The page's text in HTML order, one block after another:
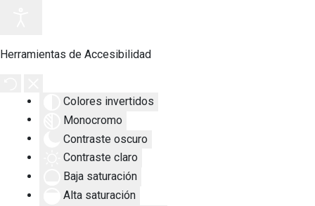
Herramientas de Accesibilidad
Colores invertidos
Monocromo
Contraste oscuro
Contraste claro
Baja saturación
Alta saturación